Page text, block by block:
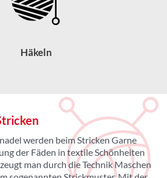
Häkeln
werden beim Stricken Garne
der Fäden in textile Schönheiten
man durch die Technik Maschen